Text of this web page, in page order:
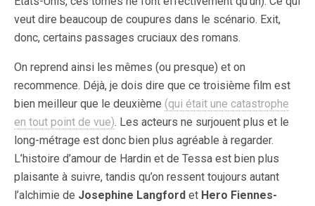
veut dire beaucoup de coupures dans le scénario. Exit,
donc, certains passages cruciaux des romans.
On reprend ainsi les mêmes (ou presque) et on
recommence. Déjà, je dois dire que ce troisième film est
bien meilleur que le deuxième (qui était une catastrophe
en tout point de vue). Les acteurs ne surjouent plus et le
long-métrage est donc bien plus agréable à regarder.
L’histoire d’amour de Hardin et de Tessa est bien plus
plaisante à suivre, tandis qu’on ressent toujours autant
l’alchimie de Josephine Langford et Hero Fiennes-